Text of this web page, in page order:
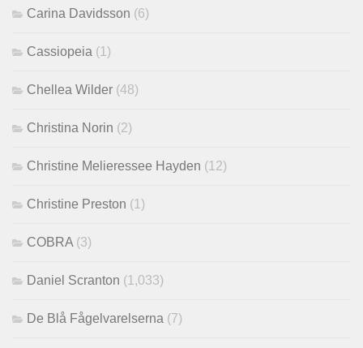
Carina Davidsson (6)
Cassiopeia (1)
Chellea Wilder (48)
Christina Norin (2)
Christine Melieressee Hayden (12)
Christine Preston (1)
COBRA (3)
Daniel Scranton (1,033)
De Blå Fågelvarelserna (7)